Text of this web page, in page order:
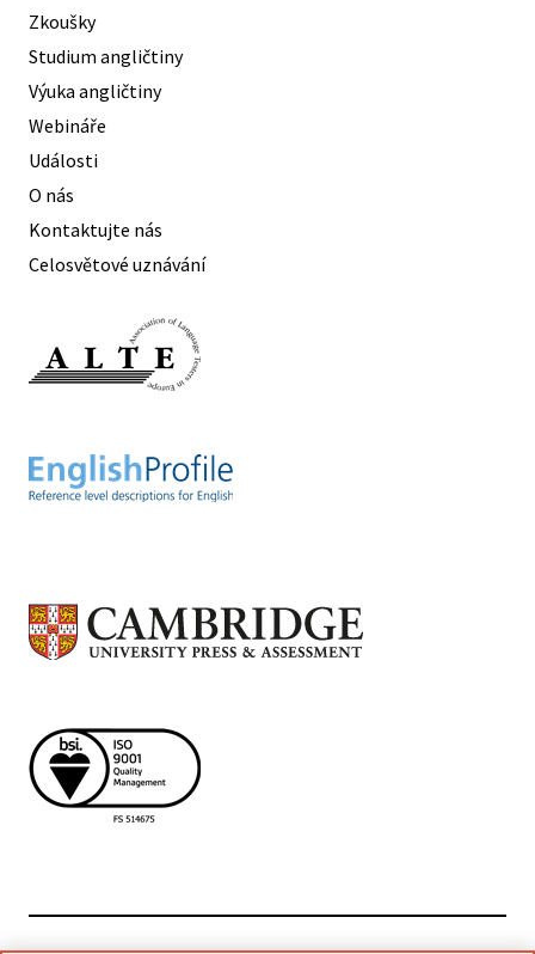
Zkoušky
Studium angličtiny
Výuka angličtiny
Webináře
Události
O nás
Kontaktujte nás
Celosvětové uznávání